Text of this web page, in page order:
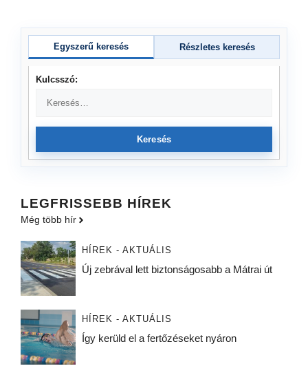
Egyszerű keresés Részletes keresés
Kulcsszó:
Keresés
LEGFRISSEBB HÍREK
Még több hír
HÍREK - AKTUÁLIS
Új zebrával lett biztonságosabb a Mátrai út
HÍREK - AKTUÁLIS
Így kerüld el a fertőzéseket nyáron